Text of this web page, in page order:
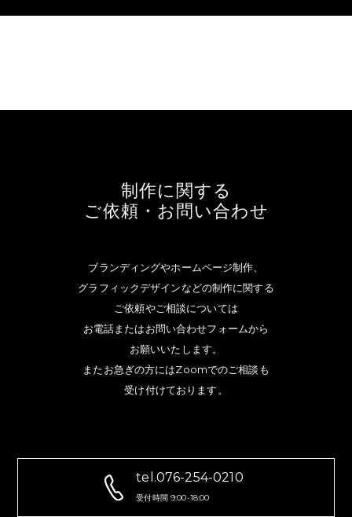
制作に関する
ご依頼・お問い合わせ
ブランディングやホームページ制作、
グラフィックデザインなどの制作に関する
ご依頼やご相談については
お電話またはお問い合わせフォームから
お願いいたします。
またお急ぎの方にはZoomでのご相談も
受け付けております。
tel.076-254-0210
受付時間 9:00-18:00